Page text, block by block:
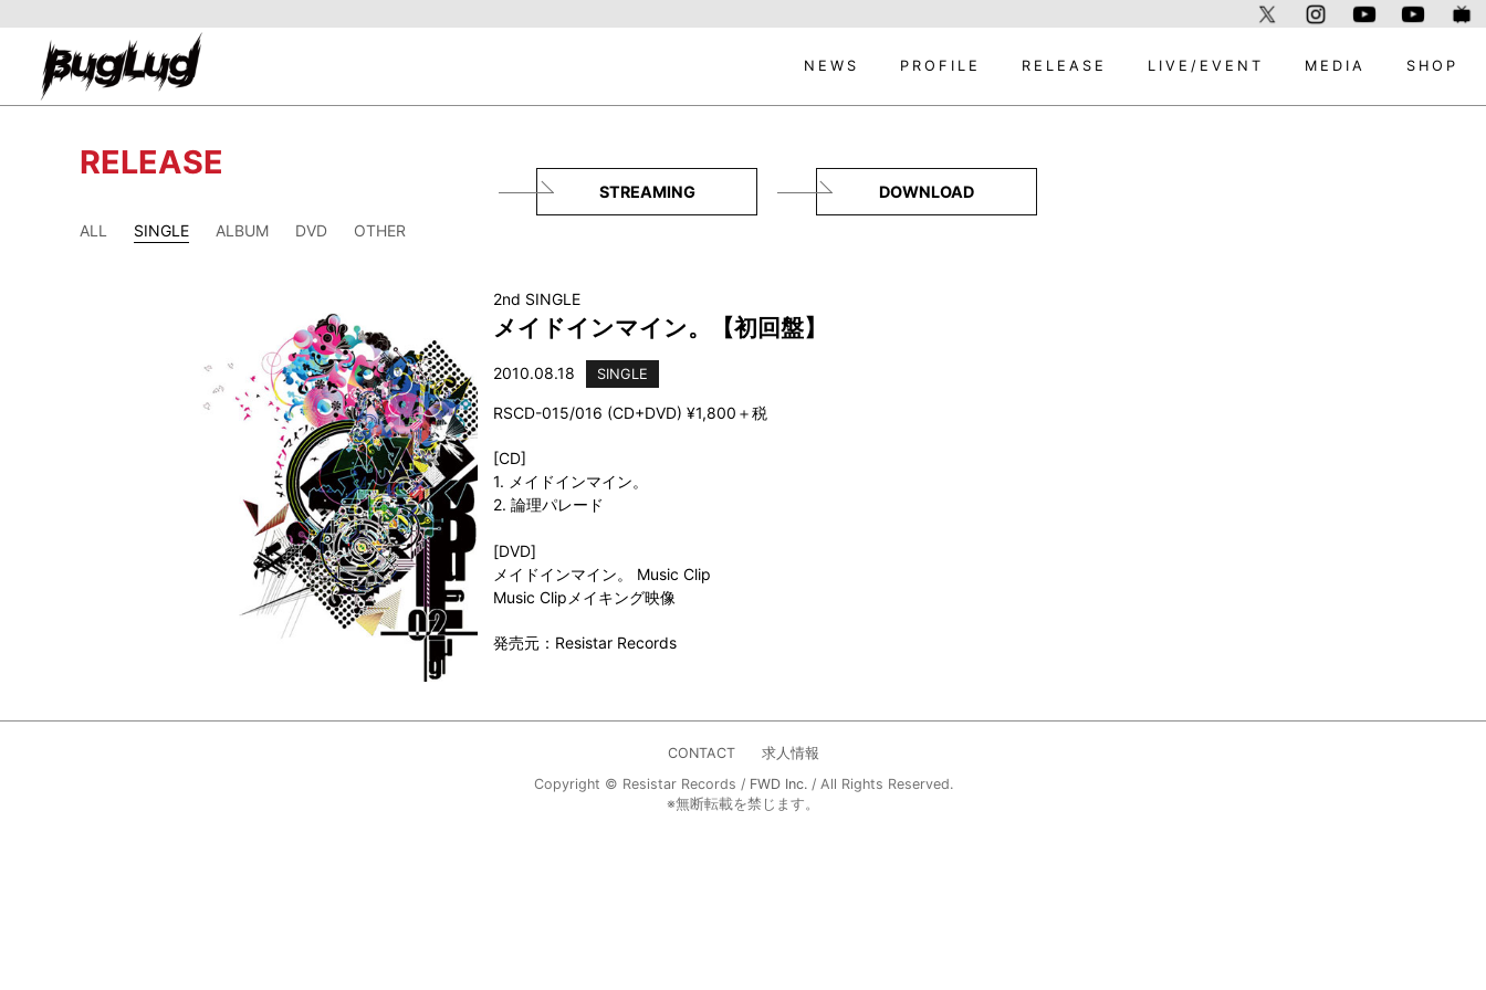
NEWS PROFILE RELEASE LIVE/EVENT MEDIA SHOP
RELEASE
STREAMING DOWNLOAD
ALL SINGLE ALBUM DVD OTHER
2nd SINGLE
メイドインマイン。【初回盤】
2010.08.18 SINGLE
RSCD-015/016 (CD+DVD) ¥1,800＋税
[CD]
1. メイドインマイン。
2. 論理パレード
[DVD]
メイドインマイン。 Music Clip
Music Clipメイキング映像
発売元：Resistar Records
CONTACT
求人情報
Copyright © Resistar Records / FWD Inc./ All Rights Reserved.
※無断転載を禁じます。